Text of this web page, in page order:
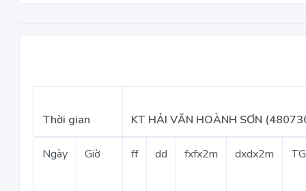
Thời gian KT HẢI VĂN HOÀNH SƠN
Ngày Giờ ff dd fxfx2m dxdx2m